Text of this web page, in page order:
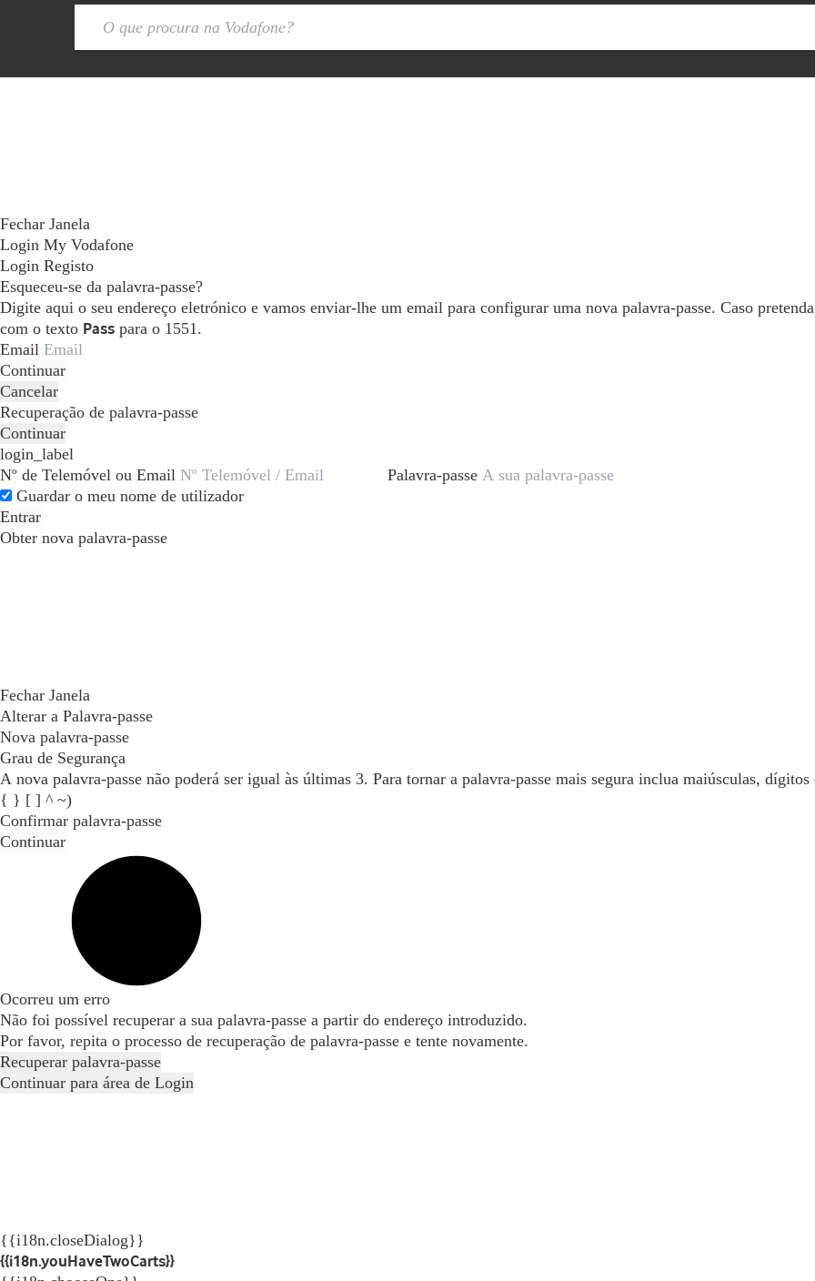
Fechar Janela
Login My Vodafone
Login Registo
Esqueceu-se da palavra-passe?
Digite aqui o seu endereço eletrónico e vamos enviar-lhe um email para configurar uma nova palavra-passe. Caso
com o texto Pass para o 1551.
Email
Continuar
Cancelar
Recuperação de palavra-passe
Continuar
login_label
Nº de Telemóvel ou Email
Palavra-passe
Guardar o meu nome de utilizador
Entrar
Obter nova palavra-passe
Fechar Janela
Alterar a Palavra-passe
Nova palavra-passe
Grau de Segurança
A nova palavra-passe não poderá ser igual às últimas 3. Para tornar a palavra-passe mais segura inclua maiúsculas, dígitos e caracteres especiais (permitidos: @ - _ + / \ # $ % ! ? : . ( )
{ } [ ] ^ ~)
Confirmar palavra-passe
Continuar
Ocorreu um erro
Não foi possível recuperar a sua palavra-passe a partir do endereço introduzido.
Por favor, repita o processo de recuperação de palavra-passe e tente novamente.
Recuperar palavra-passe
Continuar para área de Login
{{i18n.closeDialog}}
{{i18n.youHaveTwoCarts}}